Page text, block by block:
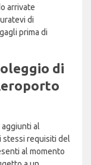
arrivate
di
prima di
di
al
stessi requisiti del
al momento